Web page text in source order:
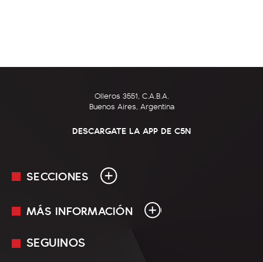
Olleros 3551, C.A.B.A.
Buenos Aires, Argentina
DESCARGATE LA APP DE C5N
SECCIONES
En Vivo
MÁS INFORMACIÓN
Mediakit
SEGUINOS